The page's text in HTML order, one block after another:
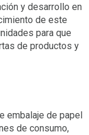
y desarrollo en
de este
para que
de productos y
embalaje de papel
de consumo,